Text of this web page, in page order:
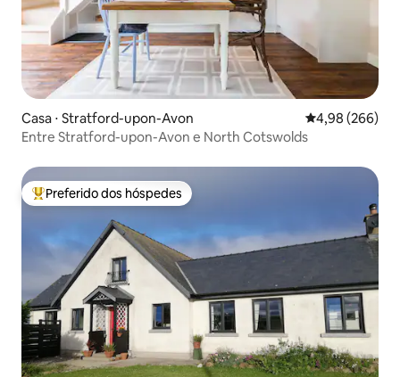
Casa ⋅ Stratford-upon-Avon 4,98 de uma
4,98 (266)
Entre Stratford-upon-Avon e North Cotswolds
Entre os melhores preferidos dos hóspedes
Preferido dos hóspedes